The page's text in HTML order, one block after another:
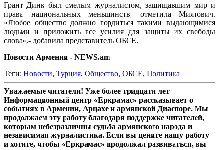
Грант Динк был смелым журналистом, защищавшим мир и
права национальных меньшинств, отметила Миятович.
«Любое общество должно гордиться такими выдающимися
людьми и приложить все усилия для защиты их свободы
слова»,- добавила представитель ОБСЕ.
Новости Армении - NEWS.am
Теги: Новости, Турция, Общество, ОБСЕ, Политика
Уважаемые читатели! Уже более тридцати лет
Информационный центр «Еркрамас» рассказывает о
событиях в Армении, Арцахе и армянской Диаспоре. Мы
продолжаем эту работу благодаря поддержке читателей,
которым небезразличны судьба армянского народа и
независимая журналистика. Если вы цените нашу работу
и хотите, чтобы «Еркрамас» продолжал развиваться, вы